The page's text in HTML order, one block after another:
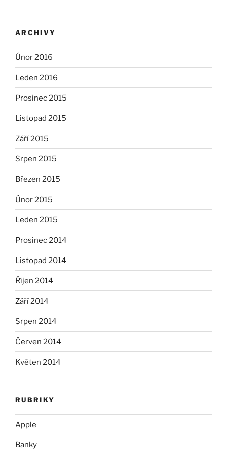
ARCHIVY
Únor 2016
Leden 2016
Prosinec 2015
Listopad 2015
Září 2015
Srpen 2015
Březen 2015
Únor 2015
Leden 2015
Prosinec 2014
Listopad 2014
Říjen 2014
Září 2014
Srpen 2014
Červen 2014
Květen 2014
RUBRIKY
Apple
Banky